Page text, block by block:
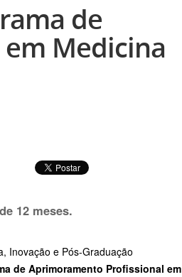
de
Medicina
12 meses.
Inovação e Pós-Graduação
de Aprimoramento Profissional em